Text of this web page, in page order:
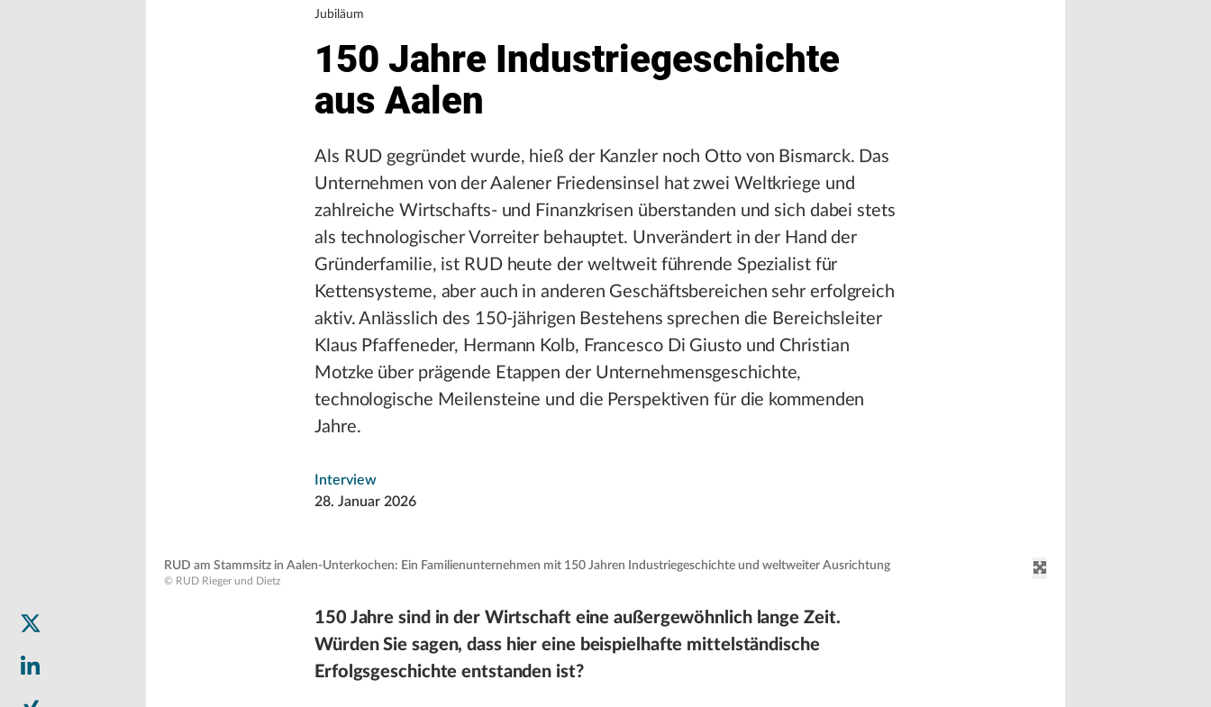
Jubiläum
150 Jahre Industriegeschichte
aus Aalen
Als RUD gegründet wurde, hieß der Kanzler noch Otto von Bismarck. Das
Unternehmen von der Aalener Friedensinsel hat zwei Weltkriege und
zahlreiche Wirtschafts- und Finanzkrisen überstanden und sich dabei stets
als technologischer Vorreiter behauptet. Unverändert in der Hand der
Gründerfamilie, ist RUD heute der weltweit führende Spezialist für
Kettensysteme, aber auch in anderen Geschäftsbereichen sehr erfolgreich
aktiv. Anlässlich des 150-jährigen Bestehens sprechen die Bereichsleiter
Klaus Pfaffeneder, Hermann Kolb, Francesco Di Giusto und Christian
Motzke über prägende Etappen der Unternehmensgeschichte,
technologische Meilensteine und die Perspektiven für die kommenden
Jahre.
Interview
28. Januar 2026
RUD am Stammsitz in Aalen-Unterkochen: Ein Familienunternehmen mit 150 Jahren Industriegeschichte und weltweiter Ausrichtung
© RUD Rieger und Dietz
150 Jahre sind in der Wirtschaft eine außergewöhnlich lange Zeit.
Würden Sie sagen, dass hier eine beispielhafte mittelständische
Erfolgsgeschichte entstanden ist?